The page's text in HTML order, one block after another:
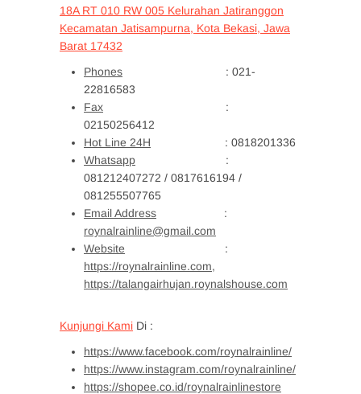
18A RT 010 RW 005 Kelurahan Jatiranggon
Kecamatan Jatisampurna, Kota Bekasi, Jawa
Barat 17432
Phones : 021-
22816583
Fax :
02150256412
Hot Line 24H : 0818201336
Whatsapp :
081212407272 / 0817616194 /
081255507765
Email Address :
roynalrainline@gmail.com
Website :
https://roynalrainline.com,
https://talangairhujan.roynalshouse.com
Kunjungi Kami Di :
https://www.facebook.com/roynalrainline/
https://www.instagram.com/roynalrainline/
https://shopee.co.id/roynalrainlinestore